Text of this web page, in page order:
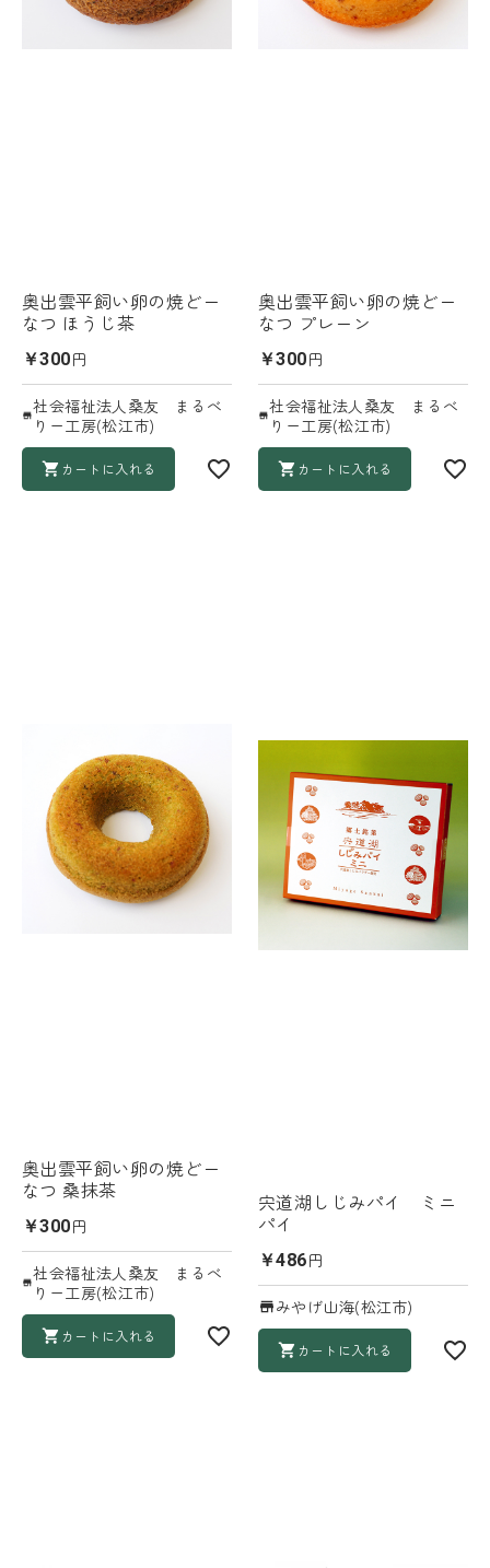
奥出雲平飼い卵の焼どー
なつ ほうじ茶
￥300円
社会福祉法人桑友 まるべ
りー工房(松江市)
カートに入れる
奥出雲平飼い卵の焼どー
なつ プレーン
￥300円
社会福祉法人桑友 まるべ
りー工房(松江市)
カートに入れる
奥出雲平飼い卵の焼どー
なつ 桑抹茶
￥300円
社会福祉法人桑友 まるべ
りー工房(松江市)
カートに入れる
宍道湖しじみパイ ミニ
パイ
￥486円
みやげ山海(松江市)
カートに入れる